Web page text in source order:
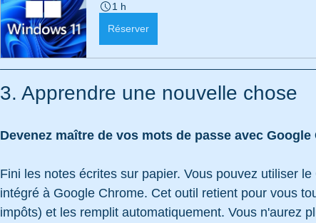
1 h
Réserver
3. Apprendre une nouvelle chose
Devenez maître de vos mots de passe avec Google
Fini les notes écrites sur papier. Vous pouvez utiliser
intégré à Google Chrome. Cet outil retient pour vous
impôts) et les remplit automatiquement. Vous n'aurez